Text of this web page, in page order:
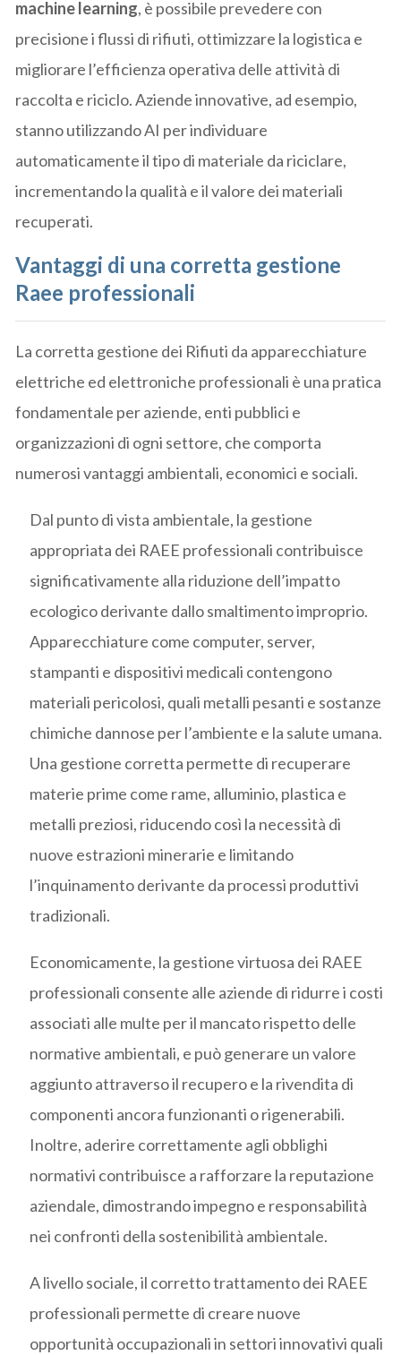
machine learning, è possibile prevedere con
precisione i flussi di rifiuti, ottimizzare la logistica e
migliorare l’efficienza operativa delle attività di
raccolta e riciclo. Aziende innovative, ad esempio,
stanno utilizzando AI per individuare
automaticamente il tipo di materiale da riciclare,
incrementando la qualità e il valore dei materiali
recuperati.
Vantaggi di una corretta gestione
Raee professionali
La corretta gestione dei Rifiuti da apparecchiature
elettriche ed elettroniche professionali è una pratica
fondamentale per aziende, enti pubblici e
organizzazioni di ogni settore, che comporta
numerosi vantaggi ambientali, economici e sociali.
Dal punto di vista ambientale, la gestione
appropriata dei RAEE professionali contribuisce
significativamente alla riduzione dell’impatto
ecologico derivante dallo smaltimento improprio.
Apparecchiature come computer, server,
stampanti e dispositivi medicali contengono
materiali pericolosi, quali metalli pesanti e sostanze
chimiche dannose per l’ambiente e la salute umana.
Una gestione corretta permette di recuperare
materie prime come rame, alluminio, plastica e
metalli preziosi, riducendo così la necessità di
nuove estrazioni minerarie e limitando
l’inquinamento derivante da processi produttivi
tradizionali.
Economicamente, la gestione virtuosa dei RAEE
professionali consente alle aziende di ridurre i costi
associati alle multe per il mancato rispetto delle
normative ambientali, e può generare un valore
aggiunto attraverso il recupero e la rivendita di
componenti ancora funzionanti o rigenerabili.
Inoltre, aderire correttamente agli obblighi
normativi contribuisce a rafforzare la reputazione
aziendale, dimostrando impegno e responsabilità
nei confronti della sostenibilità ambientale.
A livello sociale, il corretto trattamento dei RAEE
professionali permette di creare nuove
opportunità occupazionali in settori innovativi quali